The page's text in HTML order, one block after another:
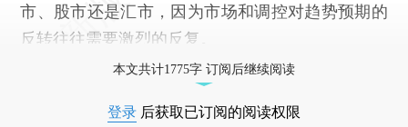
市、股市还是汇市，因为市场和调控对趋势预期的
反转往往需要激烈的反复。
本文共计1775字 订阅后继续阅读
登录 后获取已订阅的阅读权限